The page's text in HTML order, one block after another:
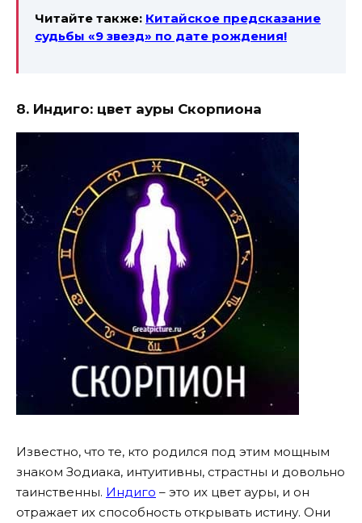
Читайте также: Китайское предсказание
судьбы «9 звезд» по дате рождения!
8. Индиго: цвет ауры Скорпиона
Известно, что те, кто родился под этим мощным
знаком Зодиака, интуитивны, страстны и довольно
таинственны. Индиго – это их цвет ауры, и он
отражает их способность открывать истину. Они